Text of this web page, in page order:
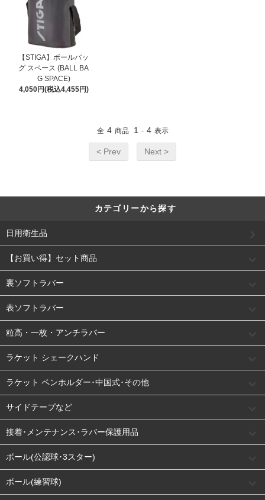
【STIGA】ボールバッ
グ スペース (BALL BA
G SPACE)
4,050円(税込4,455円)
全 4 商品 1 - 4 表示
< Prev Next >
カテゴリーから探す
日用衛生品
【お買い得】セット商品
裏ソフトラバー
表ソフトラバー
粒高・一枚・アンチラバー
ラケット シェークハンド
ラケット ペンホルダー･中国式･その他
サイドテープなど
接着･メンテナンス･ラバー保護用品
ボール(公認球･3スター)
ボール(練習球)